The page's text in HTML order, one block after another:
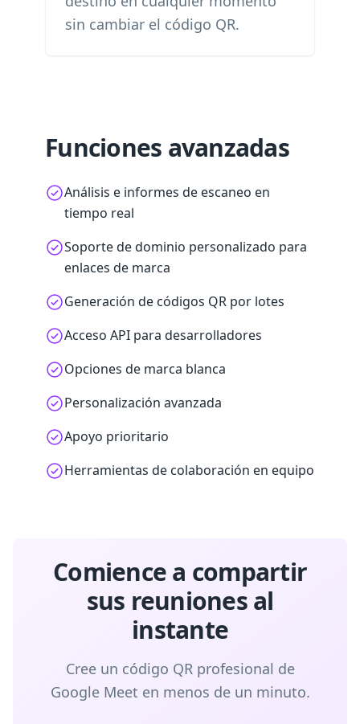
sin cambiar el código QR.
Funciones avanzadas
Análisis e informes de escaneo en
tiempo real
Soporte de dominio personalizado para
enlaces de marca
Generación de códigos QR por lotes
Acceso API para desarrolladores
Opciones de marca blanca
Personalización avanzada
Apoyo prioritario
Herramientas de colaboración en equipo
Comience a compartir
sus reuniones al
instante
Cree un código QR profesional de
Google Meet en menos de un minuto.